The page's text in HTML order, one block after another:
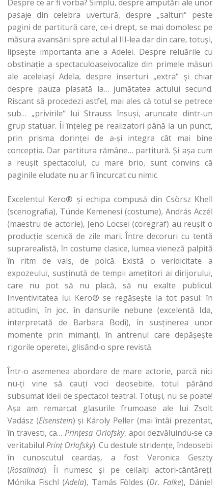
Despre ce ar fi vorba? Simplu, despre amputări ale unor
pasaje din celebra uvertură, despre „salturi“ peste
pagini de partitură care, ce‑i drept, se mai domolesc pe
măsura avansării spre actul al III‑lea dar din care, totuşi,
lipseşte importanta arie a Adelei. Despre reluările cu
obstinaţie a spectaculoaseivocalize din primele măsuri
ale aceleiaşi Adela, despre inserturi „extra“ şi chiar
despre pauza plasată la… jumătatea actului secund.
Riscant să procedezi astfel, mai ales că totul se petrece
sub… „privirile“ lui Strauss însuşi, aruncate dintr‑un
grup statuar. Îi înţeleg pe realizatori până la un punct,
prin prisma dorinţei de a‑şi integra cât mai bine
concepţia. Dar partitura rămâne… partitură. Şi aşa cum
a reuşit spectacolul, cu mare brio, sunt convins că
paginile eludate nu ar fi încurcat cu nimic.
Excelentul Kero® şi echipa compusă din Csörsz Khell
(scenografia), Tünde Kemenesi (costume), András Aczél
(maestru de actorie), Jenö Locsei (coregraf) au reuşit o
producţie scenică de zile mari. Între decoruri cu tentă
suprarealistă, în costume clasice, lumea vieneză palpită
în ritm de vals, de polcă. Există o veridicitate a
expozeului, susţinută de tempii ameţitori ai dirijorului,
care nu pot să nu placă, să nu exalte publicul.
Inventivitatea lui Kero® se regăseşte la tot pasul: în
atitudini, în joc, în dansurile nebune (excelentă Ida,
interpretată de Barbara Bodi), în susţinerea unor
momente prin mimanţi, în antrenul care depăşeşte
rigorile operetei, glisând‑o spre revistă.
Într‑o asemenea abordare de mare actorie, parcă nici
nu‑ţi vine să cauţi voci deosebite, totul părând
subsumat ideii de spectacol teatral. Totuşi, nu se poate!
Aşa am remarcat glasurile frumoase ale lui Zsolt
Vadász (Eisenstein) şi Károly Peller (mai întâi prezentat,
în travesti, ca…Prinţesa Orlofsky, apoi dezvăluindu‑se ca
veritabilul Prinţ Orlofsky). Cu destule stridenţe, îndeosebi
în cunoscutul ceardaş, a fost Veronica Geszty
(Rosalinda). Îi numesc şi pe ceilalţi actori‑cântăreţi:
Mónika Fischl (Adela), Tamás Földes (Dr. Falke), Dániel